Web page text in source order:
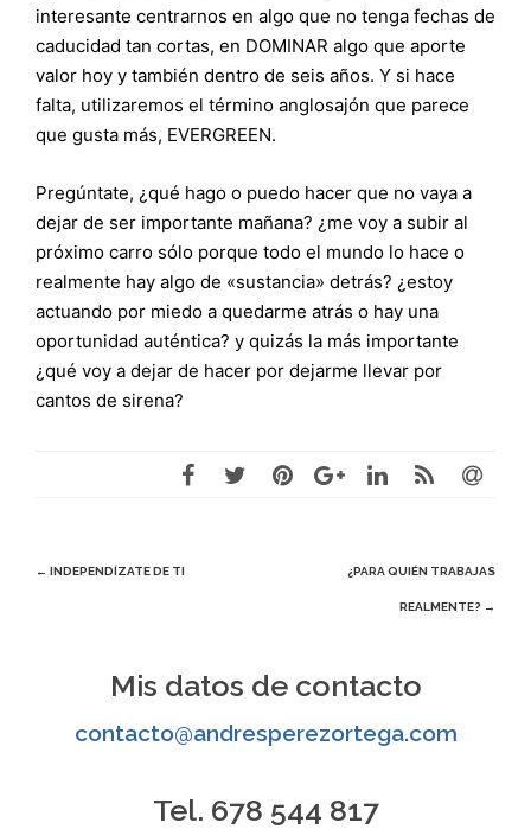
interesante centrarnos en algo que no tenga fechas de
caducidad tan cortas, en DOMINAR algo que aporte
valor hoy y también dentro de seis años. Y si hace
falta, utilizaremos el término anglosajón que parece
que gusta más, EVERGREEN.
Pregúntate, ¿qué hago o puedo hacer que no vaya a
dejar de ser importante mañana? ¿me voy a subir al
próximo carro sólo porque todo el mundo lo hace o
realmente hay algo de «sustancia» detrás? ¿estoy
actuando por miedo a quedarme atrás o hay una
oportunidad auténtica? y quizás la más importante
¿qué voy a dejar de hacer por dejarme llevar por
cantos de sirena?
Navegación
← INDEPENDÍZATE DE TI ¿PARA QUIÉN TRABAJAS
REALMENTE? →
Mis datos de contacto
contacto@andresperezortega.com
Tel. 678 544 817